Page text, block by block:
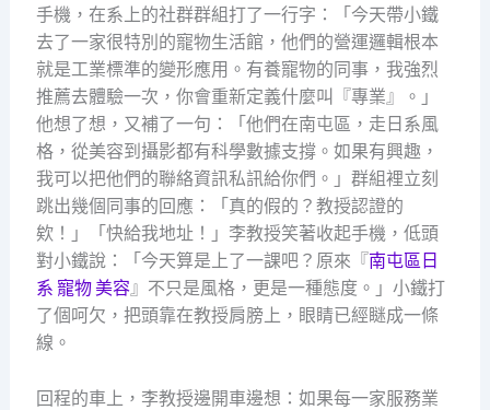
手機，在系上的社群群組打了一行字：「今天帶小鐵
去了一家很特別的寵物生活館，他們的營運邏輯根本
就是工業標準的變形應用。有養寵物的同事，我強烈
推薦去體驗一次，你會重新定義什麼叫『專業』。」
他想了想，又補了一句：「他們在南屯區，走日系風
格，從美容到攝影都有科學數據支撐。如果有興趣，
我可以把他們的聯絡資訊私訊給你們。」群組裡立刻
跳出幾個同事的回應：「真的假的？教授認證的
欸！」「快給我地址！」李教授笑著收起手機，低頭
對小鐵說：「今天算是上了一課吧？原來『南屯區日
系 寵物 美容』不只是風格，更是一種態度。」小鐵打
了個呵欠，把頭靠在教授肩膀上，眼睛已經瞇成一條
線。
回程的車上，李教授邊開車邊想：如果每一家服務業